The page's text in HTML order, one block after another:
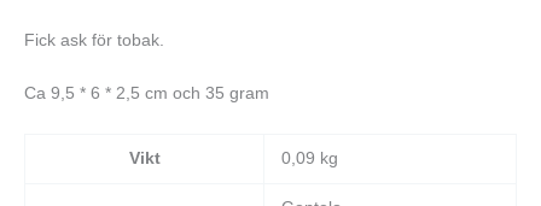
Fick ask för tobak.
Ca 9,5 * 6 * 2,5 cm och 35 gram
Vikt 0,09 kg